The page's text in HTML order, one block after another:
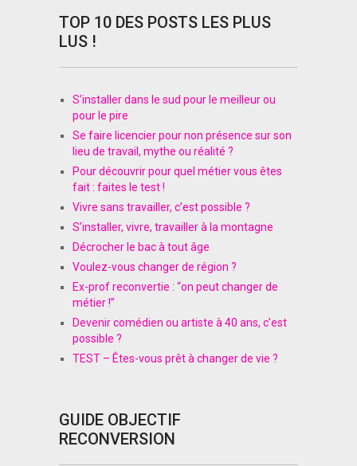
TOP 10 DES POSTS LES PLUS
LUS !
S’installer dans le sud pour le meilleur ou
pour le pire
Se faire licencier pour non présence sur son
lieu de travail, mythe ou réalité ?
Pour découvrir pour quel métier vous êtes
fait : faites le test !
Vivre sans travailler, c’est possible ?
S’installer, vivre, travailler à la montagne
Décrocher le bac à tout âge
Voulez-vous changer de région ?
Ex-prof reconvertie : “on peut changer de
métier !”
Devenir comédien ou artiste à 40 ans, c’est
possible ?
TEST – Êtes-vous prêt à changer de vie ?
GUIDE OBJECTIF
RECONVERSION